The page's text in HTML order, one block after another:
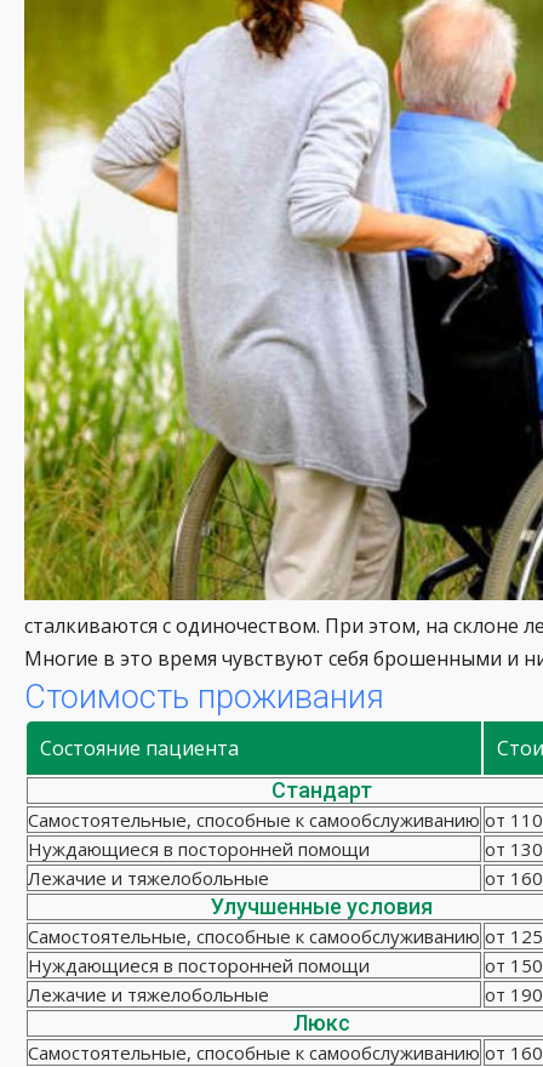
сталкиваются с одиночеством. При этом, на
Многие в это время чувствуют себя брошенными и
Стоимость проживания
Состояние пациента
Стандарт
Самостоятельные, способные к самообслуживанию от
Нуждающиеся в посторонней помощи
от
Лежачие и тяжелобольные
от
Улучшенные условия
Самостоятельные, способные к самообслуживанию от
Нуждающиеся в посторонней помощи
от
Лежачие и тяжелобольные
от
Люкс
Самостоятельные, способные к самообслуживанию от